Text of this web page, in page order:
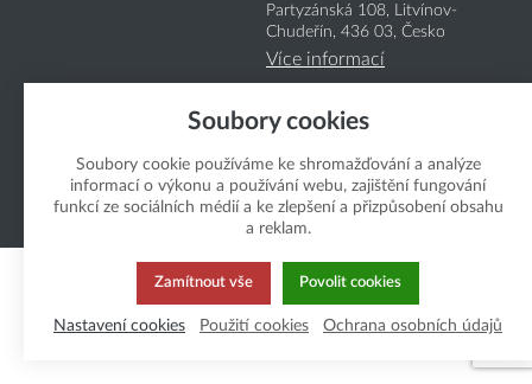
Partyzánská 108, Litvínov-
Chudeřín, 436 03, Česko
Více informací
Copyright Boukal.CZ 2026
Soubory cookies
Soubory cookie používáme ke shromažďování a analýze
informací o výkonu a používání webu, zajištění fungování
funkcí ze sociálních médií a ke zlepšení a přizpůsobení obsahu
a reklam.
Zamítnout vše Povolit cookies
Nastavení cookies Použití cookies Ochrana osobních údajů